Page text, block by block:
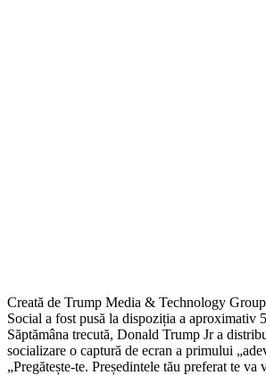
Creată de Trump Media & Technology
Social a fost pusă la dispoziția a aproximativ
Săptămâna trecută, Donald Trump Jr a
socializare o captură de ecran a primului
„Pregătește-te. Președintele tău preferat te va